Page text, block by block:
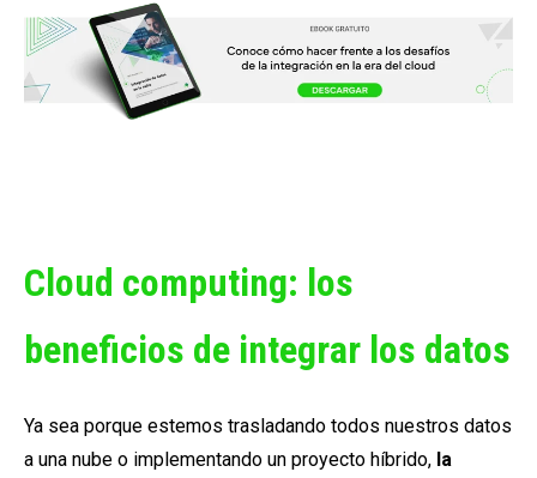
Cloud computing: los
beneficios de integrar los datos
Ya sea porque estemos trasladando todos nuestros datos
a una nube o implementando un proyecto híbrido, la